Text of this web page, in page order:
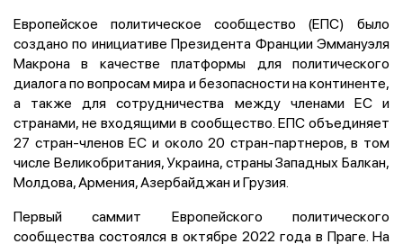
Европейское политическое сообщество (ЕПС) было
создано по инициативе Президента Франции Эммануэля
Макрона в качестве платформы для политического
диалога по вопросам мира и безопасности на континенте,
а также для сотрудничества между членами ЕС и
странами, не входящими в сообщество. ЕПС объединяет
27 стран-членов ЕС и около 20 стран-партнеров, в том
числе Великобритания, Украина, страны Западных Балкан,
Молдова, Армения, Азербайджан и Грузия.
Первый саммит Европейского политического
сообщества состоялся в октябре 2022 года в Праге. На